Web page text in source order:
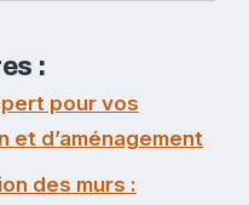
:
pour vos
d’aménagement
des murs :